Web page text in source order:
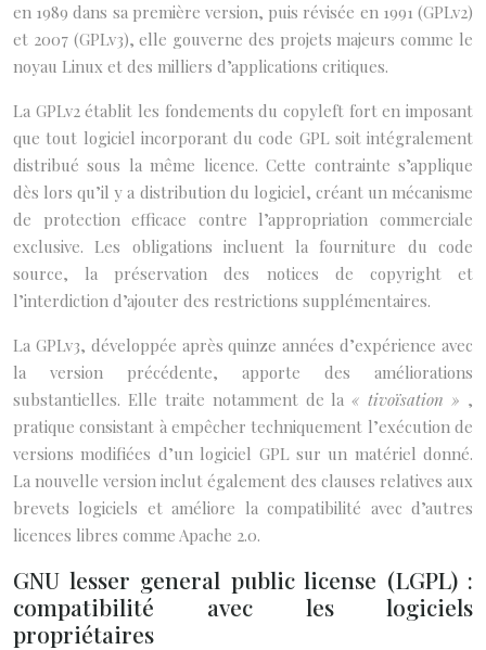
en 1989 dans sa première version, puis révisée en 1991 (GPLv2)
et 2007 (GPLv3), elle gouverne des projets majeurs comme le
noyau Linux et des milliers d’applications critiques.
La GPLv2 établit les fondements du copyleft fort en imposant
que tout logiciel incorporant du code GPL soit intégralement
distribué sous la même licence. Cette contrainte s’applique
dès lors qu’il y a distribution du logiciel, créant un mécanisme
de protection efficace contre l’appropriation commerciale
exclusive. Les obligations incluent la fourniture du code
source, la préservation des notices de copyright et
l’interdiction d’ajouter des restrictions supplémentaires.
La GPLv3, développée après quinze années d’expérience avec
la version précédente, apporte des améliorations
substantielles. Elle traite notamment de la« tivoïsation » ,
pratique consistant à empêcher techniquement l’exécution de
versions modifiées d’un logiciel GPL sur un matériel donné.
La nouvelle version inclut également des clauses relatives aux
brevets logiciels et améliore la compatibilité avec d’autres
licences libres comme Apache 2.0.
GNU lesser general public license (LGPL) :
compatibilité avec les logiciels
propriétaires